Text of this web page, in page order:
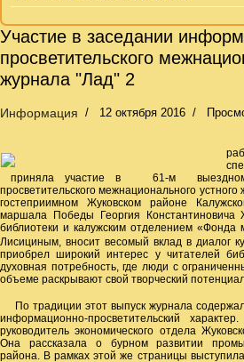
Участие в заседании
просветительского
журнала "Лад" 2
Информация 12 октября 2016
приняла участие в 61-м выездном
просветительского межнационального
гостеприимном Жуковском районе
маршала Победы Георгия
библиотеки и калужским отделением «Фонда
Лисициным, вносит весомый вклад в диалог
приобрел широкий интерес у читателей
духовная потребность, где люди с
объеме раскрывают свой творческий
По традиции этот выпуск журнала
информационно-просветительский
руководитель экономического отдела
Она рассказала о бурном развитии
района. В рамках этой же страницы